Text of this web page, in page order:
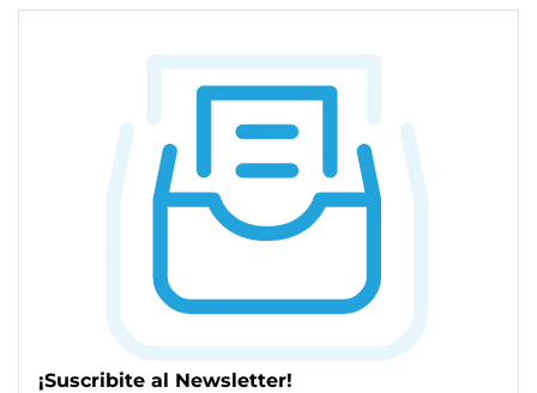
¡Suscribite al Newsletter!